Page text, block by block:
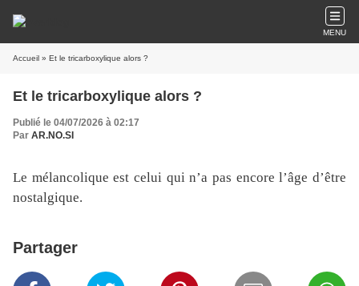
MENU
Accueil » Et le tricarboxylique alors ?
Et le tricarboxylique alors ?
Publié le 04/07/2026 à 02:17
Par AR.NO.SI
Le mélancolique est celui qui n’a pas encore l’âge d’être
nostalgique.
Partager